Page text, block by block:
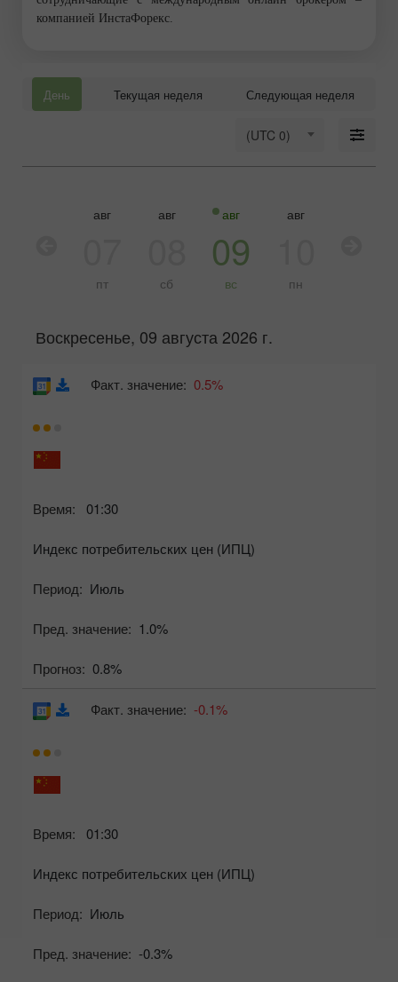
компанией ИнстаФорекс.
День Текущая неделя Следующая неделя
(UTC 0)
авг
пт
авг
сб
авг
09
вс
авг
пн
Воскресенье, 09 августа 2026 г.
Время: 01:30
Индекс потребительских цен (ИПЦ)
Период: Июль
Пред. значение: 1.0%
Прогноз: 0.8%
Факт. значение: 0.5%
Время: 01:30
Индекс потребительских цен (ИПЦ)
Период: Июль
Пред. значение: -0.3%
Факт. значение: -0.1%